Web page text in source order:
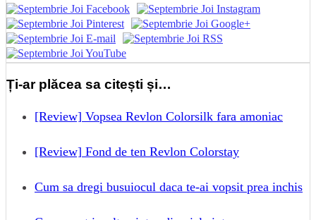
Ți-ar plăcea sa citești și…
[Review] Vopsea Revlon Colorsilk fara amoniac
[Review] Fond de ten Revlon Colorstay
Cum sa dregi busuiocul daca te-ai vopsit prea inchis